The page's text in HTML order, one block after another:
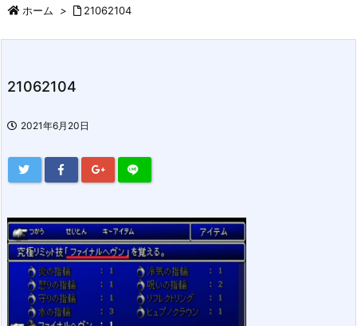
ホーム > 21062104
21062104
2021年6月20日